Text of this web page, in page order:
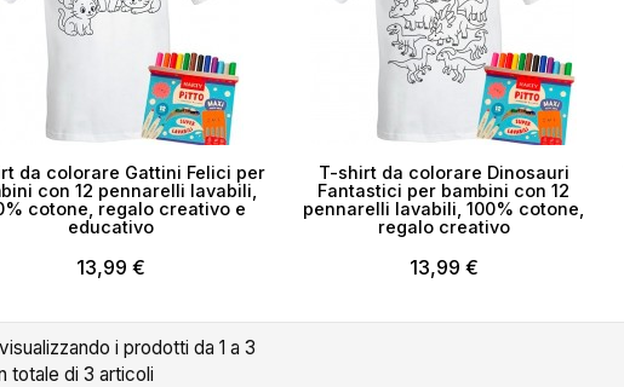
da colorare Gattini Felici per
con 12 pennarelli lavabili,
cotone, regalo creativo e
educativo
13,99 €
T-shirt da colorare Dinosauri
Fantastici per bambini con 12
pennarelli lavabili, 100% cotone,
regalo creativo
13,99 €
i prodotti da 1 a 3
totale di 3 articoli
lista dei desideri ×